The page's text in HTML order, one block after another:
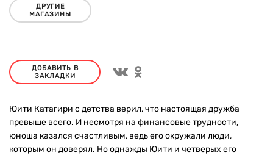
ДРУГИЕ
МАГАЗИНЫ
ДОБАВИТЬ В
ЗАКЛАДКИ
Юити Катагири с детства верил, что настоящая дружба
превыше всего. И несмотря на финансовые трудности,
юноша казался счастливым, ведь его окружали люди,
которым он доверял. Но однажды Юити и четверых его